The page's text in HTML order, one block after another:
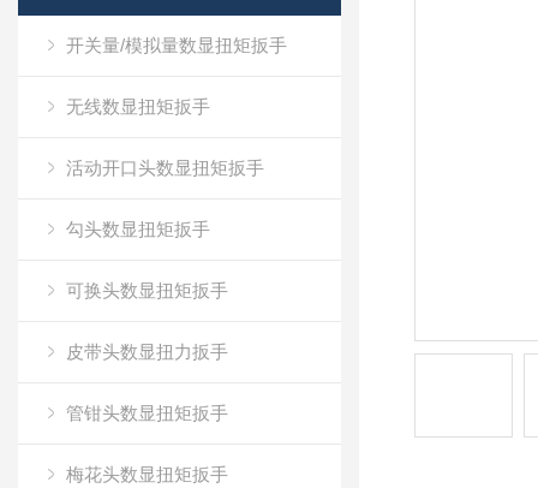
开关量/模拟量数显扭矩扳手
无线数显扭矩扳手
活动开口头数显扭矩扳手
勾头数显扭矩扳手
可换头数显扭矩扳手
皮带头数显扭力扳手
管钳头数显扭矩扳手
梅花头数显扭矩扳手